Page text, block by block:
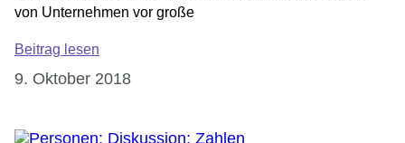
von Unternehmen vor große
Beitrag lesen
9. Oktober 2018